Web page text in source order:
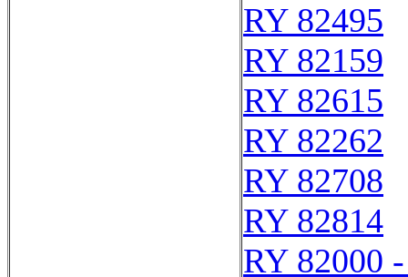
RY 82495
RY 82159
RY 82615
RY 82262
RY 82708
RY 82814
RY 82000